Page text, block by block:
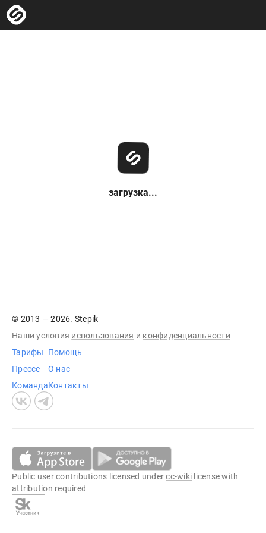
загрузка...
© 2013 — 2026. Stepik
Наши условия использования и конфиденциальности
Тарифы
Прессе
Команда
Помощь
О нас
Контакты
Public user contributions licensed undercc-wiki license with
attribution required